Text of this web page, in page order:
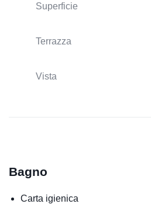
Superficie
Terrazza
Vista
Bagno
Carta igienica